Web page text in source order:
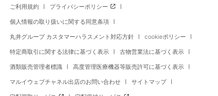
ご利用規約 プライバシーポリシー
個人情報の取り扱いに関する同意条項
丸井グループ カスタマーハラスメント対応方針 cookieポリシー
特定商取引に関する法律に基づく表示 古物営業法に基づく表示
酒類販売管理者標識 高度管理医療機器等販売許可に基づく表示
マルイウェブチャネル出店のお問い合わせ サイトマップ